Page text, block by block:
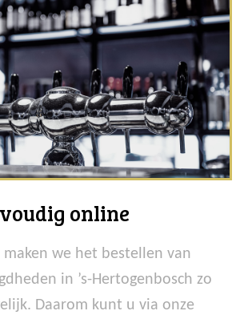
online
maken we het bestellen van
in ’s-Hertogenbosch zo
Daarom kunt u via onze